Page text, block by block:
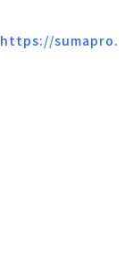
https://sumapro.